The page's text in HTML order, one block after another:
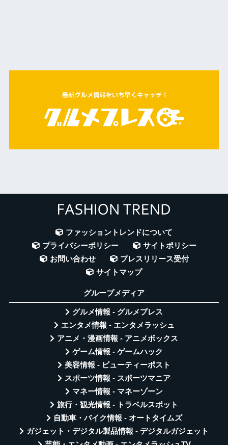
ファッショントレンドについて
プライバシーポリシー
サイトポリシー
お問い合わせ
プレスリリース受付
サイトマップ
グループメディア
グルメ情報 - グルメプレス
エンタメ情報 - エンタメラッシュ
アニメ・漫画情報 - アニメボックス
ゲーム情報 - ゲームハック
美容情報 - ビューティーポスト
スポーツ情報 - スポーツマニア
マネー情報 - マネーゾーン
旅行・観光情報 - トラベルスポット
自動車・バイク情報 - オートタイムズ
ガジェット・デジタル製品情報 - デジタルガジェット